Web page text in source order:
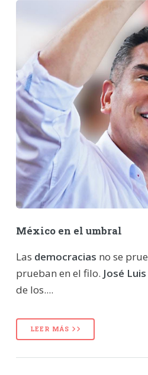
México en el umbral
Las democracias no se
prueban en el filo. José
de los....
LEER MÁS